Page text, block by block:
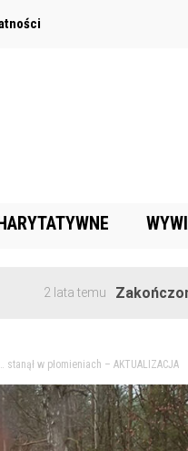
Zakończono
w płomieniach – AKTUALIZACJA